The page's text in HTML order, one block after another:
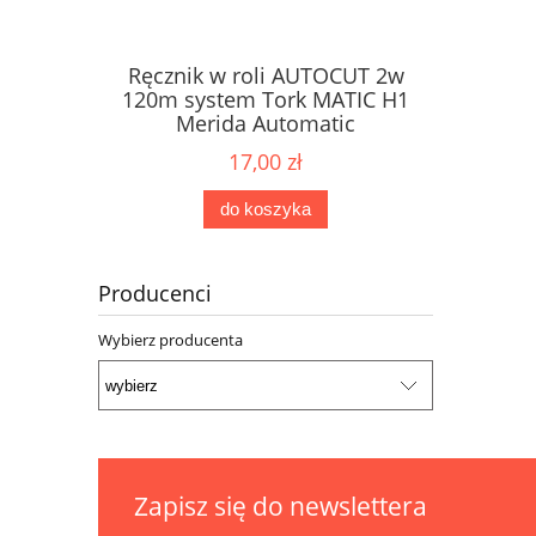
Ręcznik w roli AUTOCUT 2w
120m system Tork MATIC H1
Merida Automatic
17,00 zł
do koszyka
Producenci
Wybierz producenta
Zapisz się do newslettera